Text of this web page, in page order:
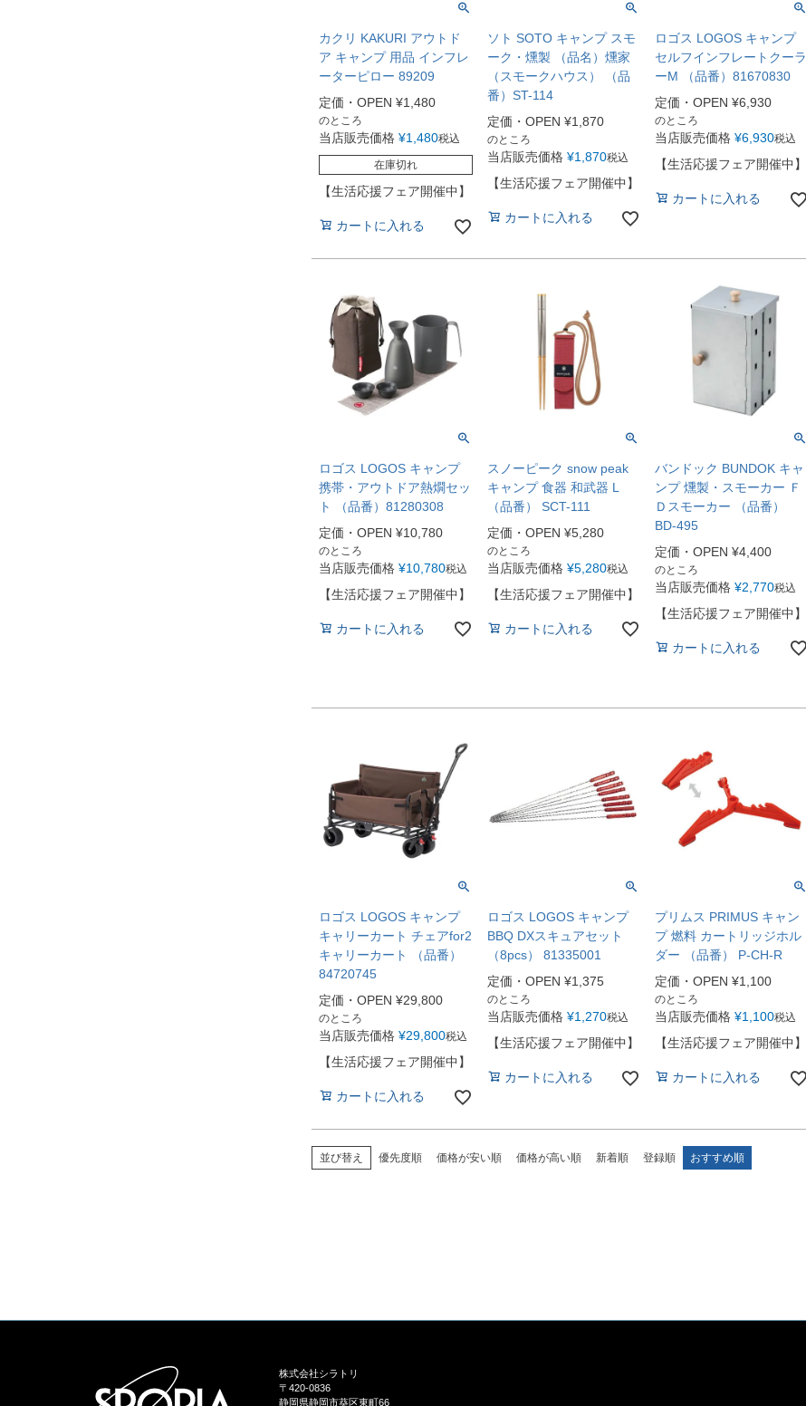
カクリ KAKURI アウトド
ア キャンプ 用品 インフレ
ーターピロー 89209
定価・OPEN ¥1,480
のところ
当店販売価格 ¥1,480税込
在庫切れ
【生活応援フェア開催中】
カートに入れる
ソト SOTO キャンプ スモ
ーク・燻製 （品名）燻家
（スモークハウス） （品
番）ST-114
定価・OPEN ¥1,870
のところ
当店販売価格 ¥1,870税込
【生活応援フェア開催中】
カートに入れる
ロゴス LOGOS キャンプ
セルフインフレートクーラ
ーM （品番）81670830
定価・OPEN ¥6,930
のところ
当店販売価格 ¥6,930税込
【生活応援フェア開催中】
カートに入れる
ロゴス LOGOS キャンプ
携帯・アウトドア熱燗セッ
ト （品番）81280308
定価・OPEN ¥10,780
のところ
当店販売価格 ¥10,780税込
【生活応援フェア開催中】
カートに入れる
スノーピーク snow peak
キャンプ 食器 和武器 L
（品番） SCT-111
定価・OPEN ¥5,280
のところ
当店販売価格 ¥5,280税込
【生活応援フェア開催中】
カートに入れる
バンドック BUNDOK キャ
ンプ 燻製・スモーカー Ｆ
Ｄスモーカー （品番）
BD-495
定価・OPEN ¥4,400
のところ
当店販売価格 ¥2,770税込
【生活応援フェア開催中】
カートに入れる
ロゴス LOGOS キャンプ
キャリーカート チェアfor2
キャリーカート （品番）
84720745
定価・OPEN ¥29,800
のところ
当店販売価格 ¥29,800税込
【生活応援フェア開催中】
カートに入れる
ロゴス LOGOS キャンプ
BBQ DXスキュアセット
（8pcs） 81335001
定価・OPEN ¥1,375
のところ
当店販売価格 ¥1,270税込
【生活応援フェア開催中】
カートに入れる
プリムス PRIMUS キャン
プ 燃料 カートリッジホル
ダー （品番） P-CH-R
定価・OPEN ¥1,100
のところ
当店販売価格 ¥1,100税込
【生活応援フェア開催中】
カートに入れる
並び替え 優先度順 価格が安い順 価格が高い順 新着順 登録順 おすすめ順
株式会社シラトリ
〒420-0836
静岡県静岡市葵区東町66